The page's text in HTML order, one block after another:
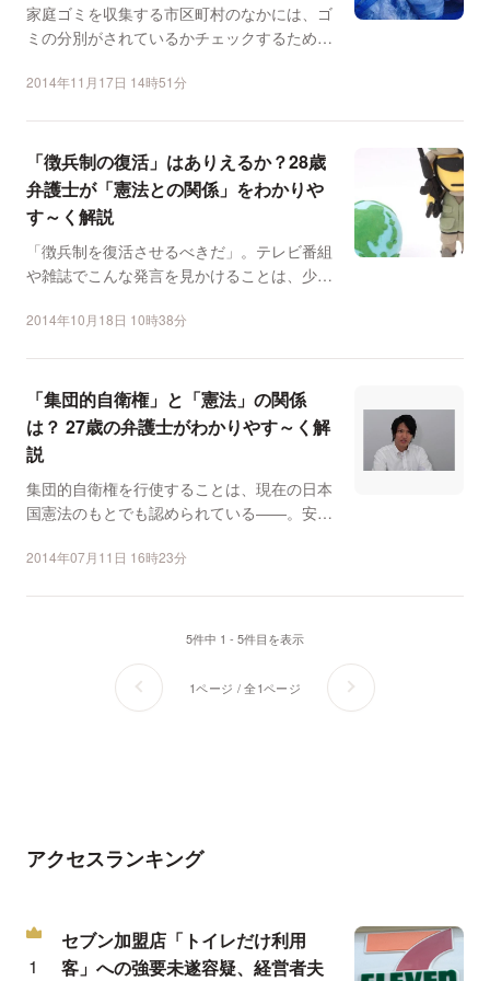
家庭ゴミを収集する市区町村のなかには、ゴ
ミの分別がされているかチェックするため
2014年11月17日 14時51分
「徴兵制の復活」はありえるか？28歳
弁護士が「憲法との関係」をわかりや
す～く解説
「徴兵制を復活させるべきだ」。テレビ番組
や雑誌でこんな発言を見かけることは、少な
2014年10月18日 10時38分
「集団的自衛権」と「憲法」の関係
は？ 27歳の弁護士がわかりやす～く解
説
集団的自衛権を行使することは、現在の日本
国憲法のもとでも認められている――。安倍
2014年07月11日 16時23分
5件中 1 - 5件目を表示
1ページ / 全1ページ
アクセスランキング
セブン加盟店「トイレだけ利用
客」への強要未遂容疑、経営者夫